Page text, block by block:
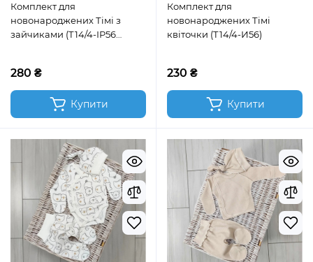
Комплект для
новонароджених Тімі з
зайчиками (Т14/4-ІР56
280 ₴
Купити
Комплект для
новонароджених Тімі
квіточки (Т14/4-И56)
230 ₴
Купити